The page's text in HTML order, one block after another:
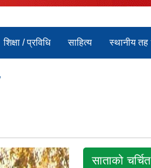
शिक्षा / प्रविधि साहित्य स्थानीय तह
साताको चर्चित